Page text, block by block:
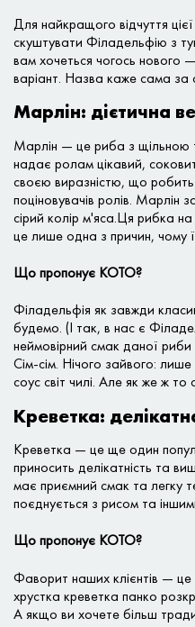
Для найкращого відчуття
скуштувати Філадельфію з
вам хочеться чогось нового
варіант. Назва каже сама за
Марлін: дієтична
Марлін — це риба з
надає ролам цікавий,
своєю виразністю, що
поціновувачів ролів. Марлін
сірий колір м'яса.Ця рибка
це лише одна з причин, чому
Що пропонує КОТО?
Філадельфія як завжди
будемо. (І так, в нас є
неймовірний смак даної
Сім-сім. Нічого зайвого:
соус світ чилі. Але як же ж то
Креветка:
Креветка — це ще один
приносить делікатність та
має приємний смак та легку
поєднується з рисом та
Що пропонує КОТО?
Фаворит наших клієнтів — це
хрустка креветка панко
А якщо ви хочете більш